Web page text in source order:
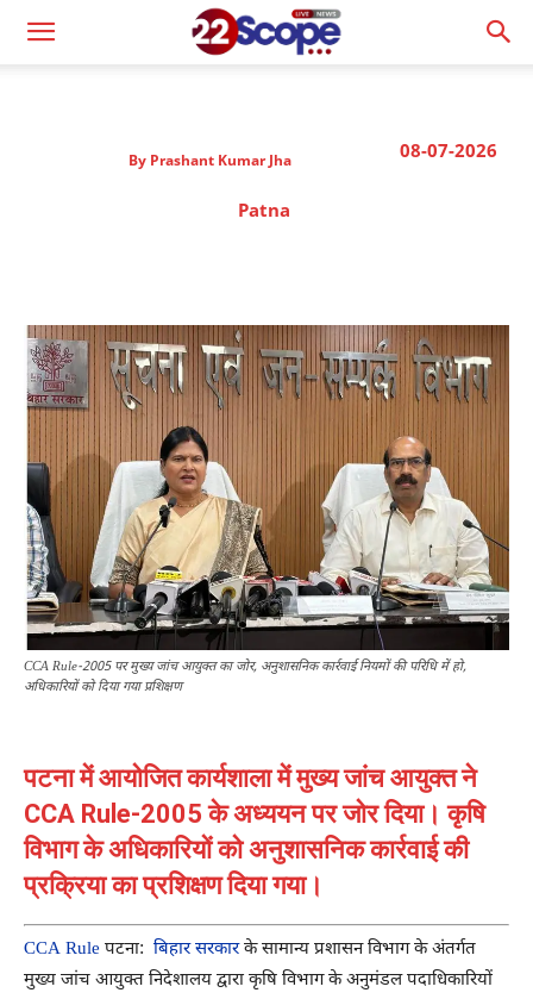
08-07-2026
By Prashant Kumar Jha
Patna
CCA Rule-2005 पर मुख्य जांच आयुक्त का जोर, अनुशासनिक कार्रवाई नियमों की परिधि में हो,
अधिकारियों को दिया गया प्रशिक्षण
पटना में आयोजित कार्यशाला में मुख्य जांच आयुक्त ने
CCA Rule-2005 के अध्ययन पर जोर दिया। कृषि
विभाग के अधिकारियों को अनुशासनिक कार्रवाई की
प्रक्रिया का प्रशिक्षण दिया गया।
CCA Rule पटना: बिहार सरकारके सामान्य प्रशासन विभाग के अंतर्गत
मुख्य जांच आयुक्त निदेशालय द्वारा कृषि विभाग के अनुमंडल पदाधिकारियों